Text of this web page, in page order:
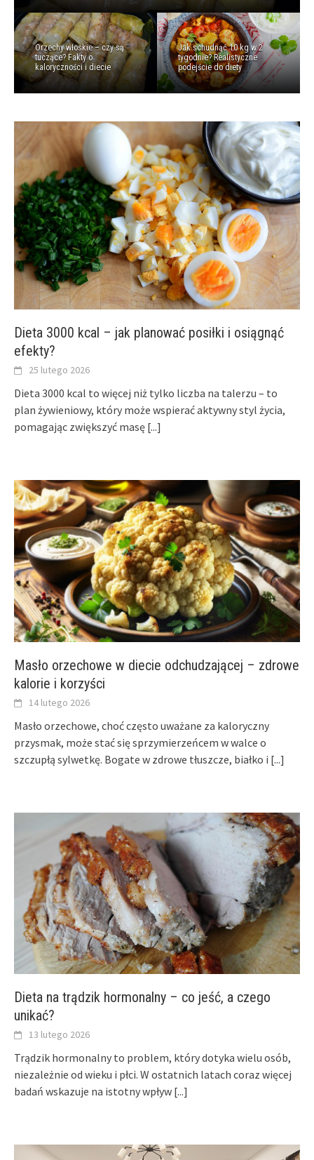
Orzechy włoskie – czy są
tuczące? Fakty o
kaloryczności i diecie
Jak schudnąć 10 kg w 2
tygodnie? Realistyczne
podejście do diety
Dieta 3000 kcal – jak planować posiłki i osiągnąć
efekty?
25 lutego 2026
Dieta 3000 kcal to więcej niż tylko liczba na talerzu – to
plan żywieniowy, który może wspierać aktywny styl życia,
pomagając zwiększyć masę [...]
Masło orzechowe w diecie odchudzającej – zdrowe
kalorie i korzyści
14 lutego 2026
Masło orzechowe, choć często uważane za kaloryczny
przysmak, może stać się sprzymierzeńcem w walce o
szczupłą sylwetkę. Bogate w zdrowe tłuszcze, białko i [...]
Dieta na trądzik hormonalny – co jeść, a czego
unikać?
13 lutego 2026
Trądzik hormonalny to problem, który dotyka wielu osób,
niezależnie od wieku i płci. W ostatnich latach coraz więcej
badań wskazuje na istotny wpływ [...]